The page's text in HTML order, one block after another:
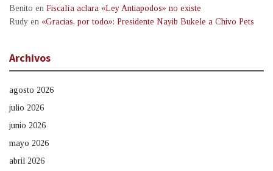
Benito en Fiscalía aclara «Ley Antiapodos» no existe
Rudy en «Gracias, por todo»: Presidente Nayib Bukele a Chivo Pets
Archivos
agosto 2026
julio 2026
junio 2026
mayo 2026
abril 2026